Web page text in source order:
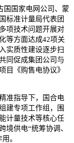
国国家电网公司、蒙
标准计量局代表团
项技术问题开展对
等方面达成42项关
实质性建设逐步扫
同促成集团公司与
目《购售电协议》
准指导下，国合电
建专项工作组，围
计量技术等核心任
境供电“统筹协调、
。